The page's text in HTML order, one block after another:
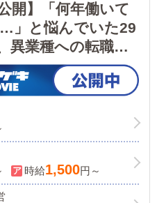
開】「何年働いて
」と悩んでいた29
異業種への転職で
！
時給1,500円～